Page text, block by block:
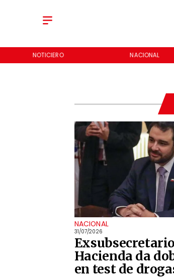
NOTICIERO NACIONAL
NACIONAL
31/07/2026
Hacienda da
en test de